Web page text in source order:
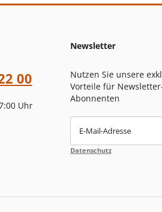
00
Uhr
Newsletter
Nutzen Sie unsere
Vorteile für
Abonnenten
E-Mail-Adresse
Datenschutz